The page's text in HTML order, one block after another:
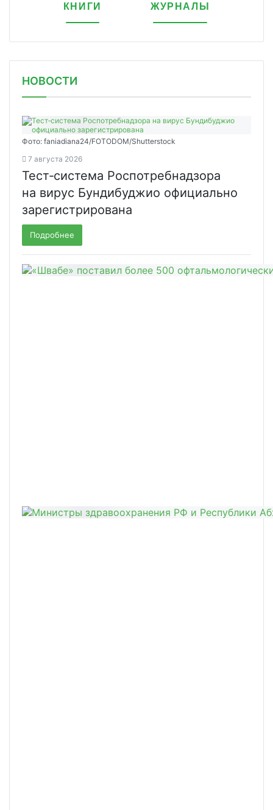
КНИГИ ЖУРНАЛЫ
НОВОСТИ
Фото: faniadiana24/FOTODOM/Shutterstock
7 августа 2026
Тест‑система Роспотребнадзора
на вирус Бундибуджио официально
зарегистрирована
Подробнее